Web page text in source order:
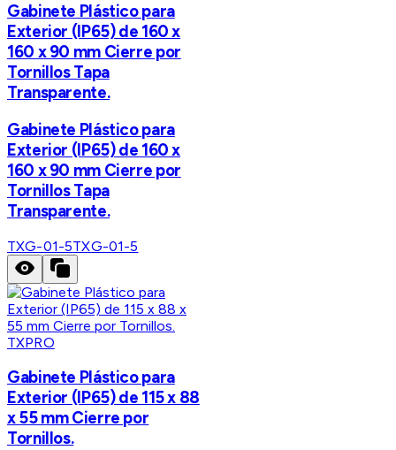
Gabinete Plástico para
Exterior (IP65) de 160 x
160 x 90 mm Cierre por
Tornillos Tapa
Transparente.
Gabinete Plástico para
Exterior (IP65) de 160 x
160 x 90 mm Cierre por
Tornillos Tapa
Transparente.
TXG-01-5TXG-01-5
TXPRO
Gabinete Plástico para
Exterior (IP65) de 115 x 88
x 55 mm Cierre por
Tornillos.